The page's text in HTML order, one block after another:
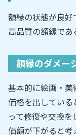
額縁の状態が良
高品質の額縁であ
額縁のダメー
基本的に絵画・
価格を出してい
って修復や交換
価額が下がると